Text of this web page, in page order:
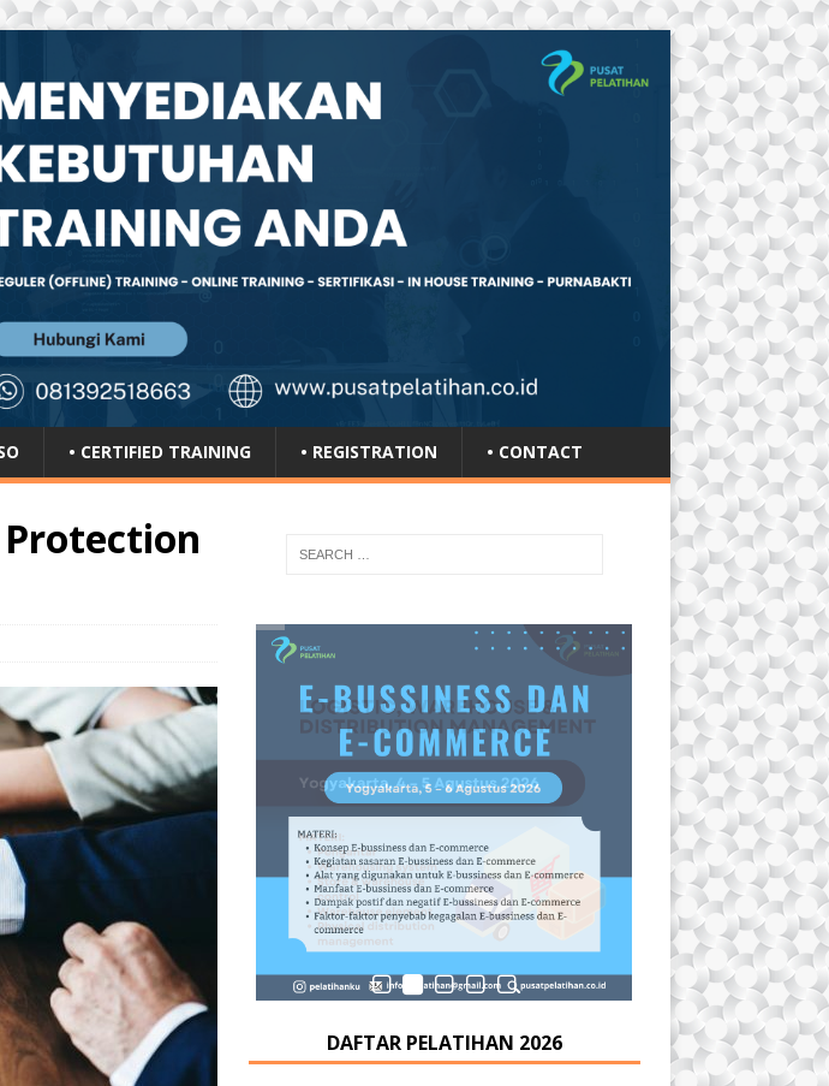
• CERTIFIED TRAINING • REGISTRATION • CONTACT
DAFTAR PELATIHAN 2026